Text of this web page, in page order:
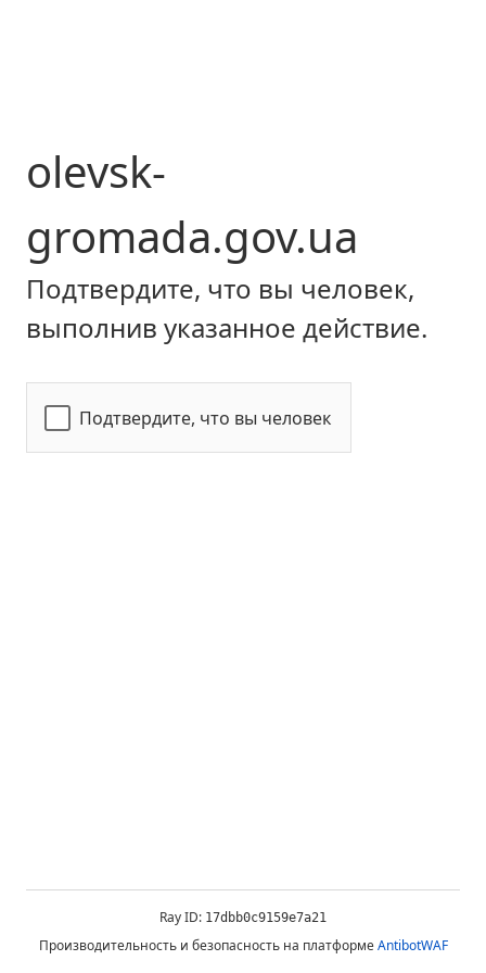
olevsk-
gromada.gov.ua
Подтвердите, что вы человек,
выполнив указанное действие.
Подтвердите, что вы человек
Ray ID: 17dbb0c9159e7a21
Производительность и безопасность на платформеAntibotWAF